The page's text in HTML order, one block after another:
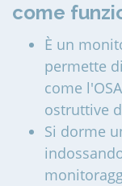
come
È un
permette
come
ostruttive
Si dorme